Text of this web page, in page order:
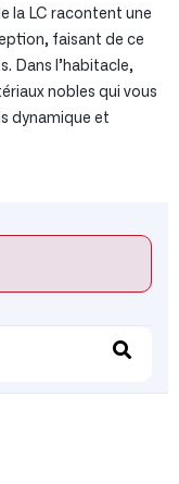
la LC racontent une
faisant de ce
Dans l’habitacle,
nobles qui vous
dynamique et